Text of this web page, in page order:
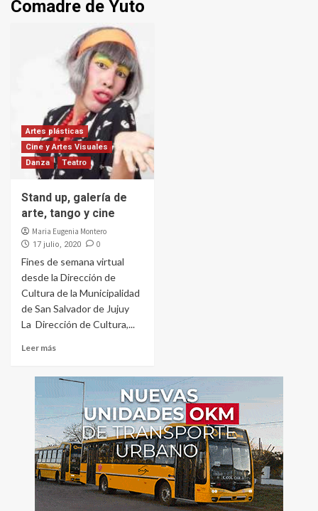
Comadre de Yuto
Artes plásticas
Cine y Artes Visuales
Danza
Teatro
Stand up, galería de
arte, tango y cine
Maria Eugenia Montero
17 julio, 2020 0
Fines de semana virtual
desde la Dirección de
Cultura de la Municipalidad
de San Salvador de Jujuy
La Dirección de Cultura,...
Leer más